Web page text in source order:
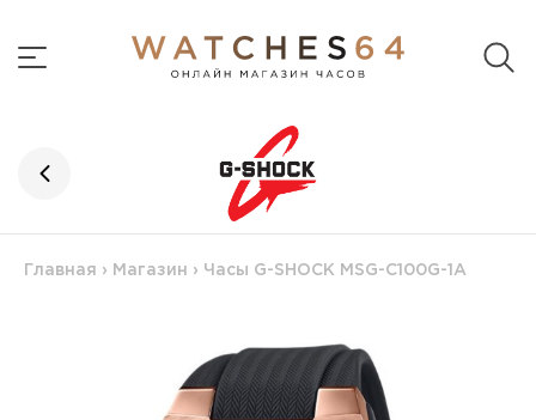
Главная › Магазин › Часы G-SHOCK MSG-C100G-1A